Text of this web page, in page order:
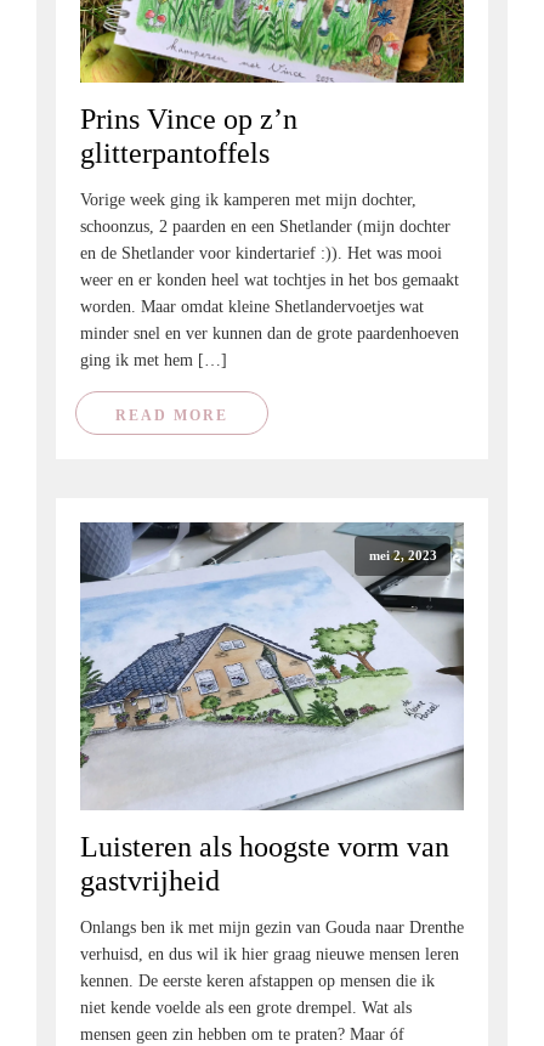
Prins Vince op z’n
glitterpantoffels
Vorige week ging ik kamperen met mijn dochter,
schoonzus, 2 paarden en een Shetlander (mijn dochter
en de Shetlander voor kindertarief :)). Het was mooi
weer en er konden heel wat tochtjes in het bos gemaakt
worden. Maar omdat kleine Shetlandervoetjes wat
minder snel en ver kunnen dan de grote paardenhoeven
ging ik met hem […]
READ MORE
mei 2, 2023
Luisteren als hoogste vorm van
gastvrijheid
Onlangs ben ik met mijn gezin van Gouda naar Drenthe
verhuisd, en dus wil ik hier graag nieuwe mensen leren
kennen. De eerste keren afstappen op mensen die ik
niet kende voelde als een grote drempel. Wat als
mensen geen zin hebben om te praten? Maar óf